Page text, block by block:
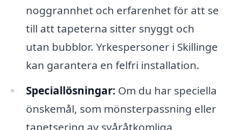
noggrannhet och erfarenhet för att se
till att tapeterna sitter snyggt och
utan bubblor. Yrkespersoner i Skillinge
kan garantera en felfri installation.
Speciallösningar: Om du har speciella
önskemål, som mönsterpassning eller
tapetsering av svåråtkomliga